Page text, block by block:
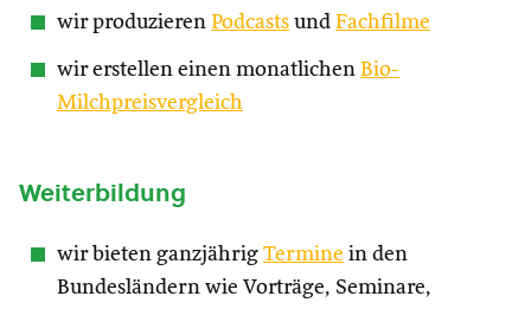
wir produzieren Podcasts und Fachfilme
wir erstellen einen monatlichen Bio-
Milchpreisvergleich
Weiterbildung
wir bieten ganzjährig Termine in den
Bundesländern wie Vorträge, Seminare,